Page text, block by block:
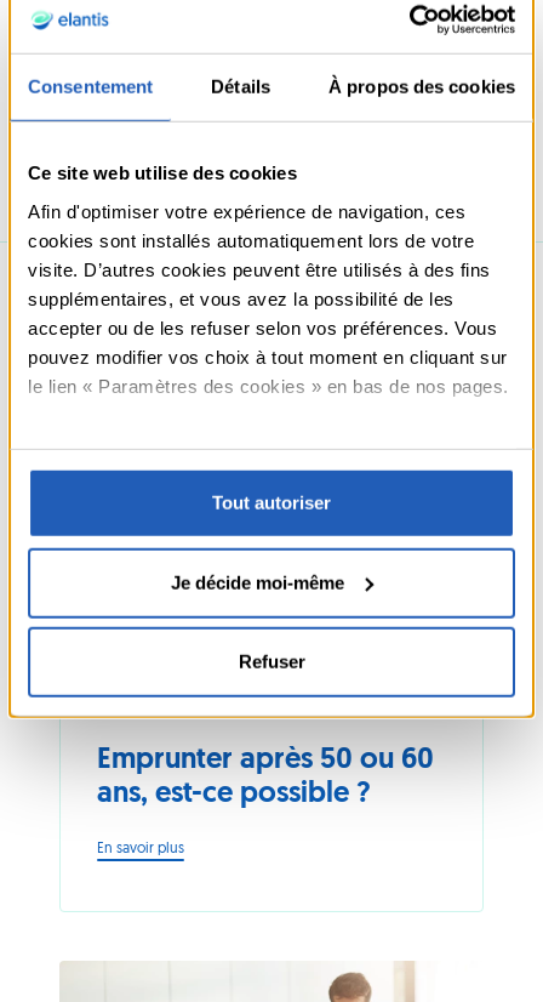
Consentement Détails À propos des cookies
Ce site web utilise des cookies
Afin d'optimiser votre expérience de navigation, ces
cookies sont installés automatiquement lors de votre
visite. D’autres cookies peuvent être utilisés à des fins
supplémentaires, et vous avez la possibilité de les
accepter ou de les refuser selon vos préférences. Vous
pouvez modifier vos choix à tout moment en cliquant sur
le lien « Paramètres des cookies » en bas de nos pages.
Tout autoriser
Je décide moi-même
Refuser
donnez carte blanche à votre imagination.
Partager
Articlesliés
Emprunter après 50 ou 60
ans, est-ce possible ?
En savoir plus-